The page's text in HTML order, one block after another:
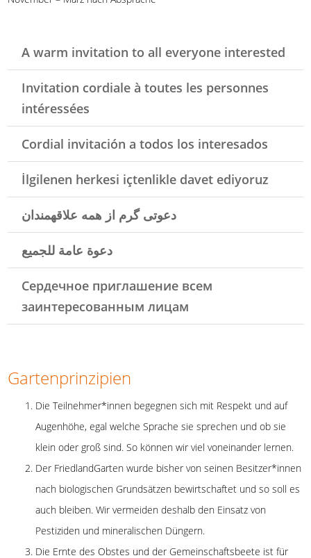
A warm invitation to all everyone interested
Invitation cordiale à toutes les personnes
intéressées
Cordial invitación a todos los interesados
İlgilenen herkesi içtenlikle davet ediyoruz
دعوتی گرم از همه علاقهمندان
دعوة عامة للجميع
Сердечное приглашение всем
заинтересованным лицам
Gartenprinzipien
Die Teilnehmer*innen begegnen sich mit Respekt und auf
Augenhöhe, egal welche Sprache sie sprechen und ob sie
klein oder groß sind. So können wir viel voneinander lernen.
Der FriedlandGarten wurde bisher von seinen Besitzer*innen
nach biologischen Grundsätzen bewirtschaftet und so soll es
auch bleiben. Wir vermeiden deshalb den Einsatz von
Pestiziden und mineralischen Düngern.
Die Ernte des Obstes und der Gemeinschaftsbeete ist für